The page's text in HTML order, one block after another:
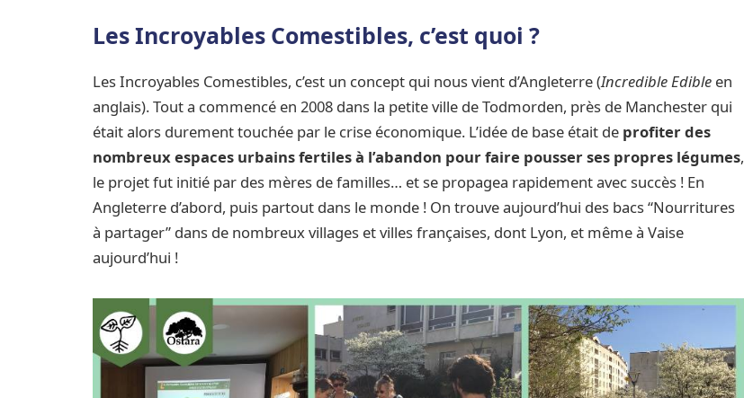
Les Incroyables Comestibles, c’est quoi ?
Les Incroyables Comestibles, c’est un concept qui nous vient d’Angleterre (Incredible Edible en
anglais). Tout a commencé en 2008 dans la petite ville de Todmorden, près de Manchester qui
était alors durement touchée par le crise économique. L’idée de base était de profiter des
nombreux espaces urbains fertiles à l’abandon pour faire pousser ses propres légumes,
le projet fut initié par des mères de familles… et se propagea rapidement avec succès ! En
Angleterre d’abord, puis partout dans le monde ! On trouve aujourd’hui des bacs “Nourritures
à partager” dans de nombreux villages et villes françaises, dont Lyon, et même à Vaise
aujourd’hui !